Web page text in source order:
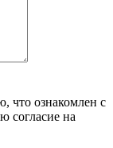
что ознакомлен с
согласие на